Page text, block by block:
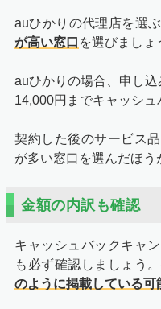
申し込みから工事日
ンターネットの接続
トが使えません。
auひかりの代理店を選ぶ
が高い窓口 を選びましょ
auひかりの場合、申し
14,000円までキャッシュ
契約した後のサービス
が多い窓口を選んだほう
金額の内訳も確認
キャッシュバックキャ
も必ず確認しましょう。
のように掲載している可